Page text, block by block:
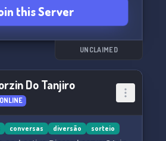
this Server
UNCLAIMED
Do Tanjiro
ONLINE
conversas diversão sorteio